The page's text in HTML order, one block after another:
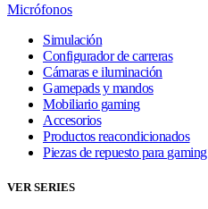
Micrófonos
Simulación
Configurador de carreras
Cámaras e iluminación
Gamepads y mandos
Mobiliario gaming
Accesorios
Productos reacondicionados
Piezas de repuesto para gaming
VER SERIES